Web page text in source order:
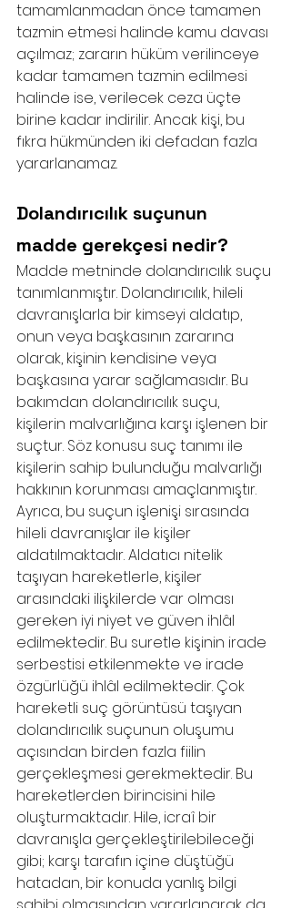
tamamlanmadan önce tamamen
tazmin etmesi halinde kamu davası
açılmaz; zararın hüküm verilinceye
kadar tamamen tazmin edilmesi
halinde ise, verilecek ceza üçte
birine kadar indirilir. Ancak kişi, bu
fıkra hükmünden iki defadan fazla
yararlanamaz.
Dolandırıcılık suçunun
madde gerekçesi nedir?
Madde metninde dolandırıcılık suçu
tanımlanmıştır. Dolandırıcılık, hileli
davranışlarla bir kimseyi aldatıp,
onun veya başkasının zararına
olarak, kişinin kendisine veya
başkasına yarar sağlamasıdır. Bu
bakımdan dolandırıcılık suçu,
kişilerin malvarlığına karşı işlenen bir
suçtur. Söz konusu suç tanımı ile
kişilerin sahip bulunduğu malvarlığı
hakkının korunması amaçlanmıştır.
Ayrıca, bu suçun işlenişi sırasında
hileli davranışlar ile kişiler
aldatılmaktadır. Aldatıcı nitelik
taşıyan hareketlerle, kişiler
arasındaki ilişkilerde var olması
gereken iyi niyet ve güven ihlâl
edilmektedir. Bu suretle kişinin irade
serbestisi etkilenmekte ve irade
özgürlüğü ihlâl edilmektedir. Çok
hareketli suç görüntüsü taşıyan
dolandırıcılık suçunun oluşumu
açısından birden fazla fiilin
gerçekleşmesi gerekmektedir. Bu
hareketlerden birincisini hile
oluşturmaktadır. Hile, icraî bir
davranışla gerçekleştirilebileceği
gibi; karşı tarafın içine düştüğü
hatadan, bir konuda yanlış bilgi